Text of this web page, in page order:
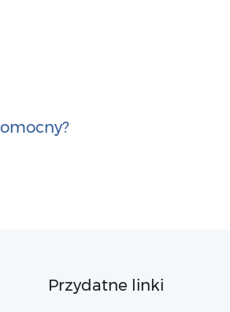
Przydatne linki